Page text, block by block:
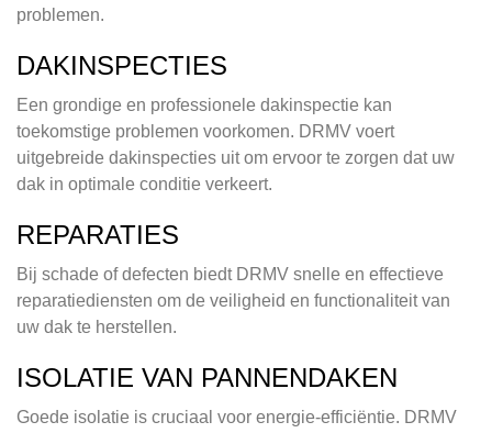
problemen.
DAKINSPECTIES
Een grondige en professionele dakinspectie kan
toekomstige problemen voorkomen. DRMV voert
uitgebreide dakinspecties uit om ervoor te zorgen dat uw
dak in optimale conditie verkeert.
REPARATIES
Bij schade of defecten biedt DRMV snelle en effectieve
reparatiediensten om de veiligheid en functionaliteit van
uw dak te herstellen.
ISOLATIE VAN PANNENDAKEN
Goede isolatie is cruciaal voor energie-efficiëntie. DRMV